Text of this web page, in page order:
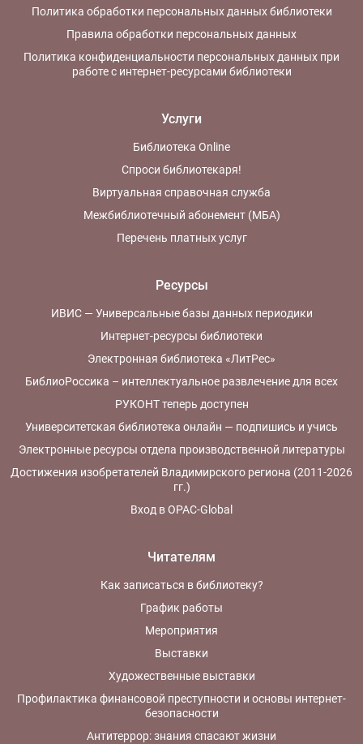
Политика обработки персональных данных библиотеки
Правила обработки персональных данных
Политика конфиденциальности персональных данных при
работе с интернет-ресурсами библиотеки
Услуги
Библиотека Online
Спроси библиотекаря!
Виртуальная справочная служба
Межбиблиотечный абонемент (МБА)
Перечень платных услуг
Ресурсы
ИВИС — Универсальные базы данных периодики
Интернет-ресурсы библиотеки
Электронная библиотека «ЛитРес»
БиблиоРоссика – интеллектуальное развлечение для всех
РУКОНТ теперь доступен
Университетская библиотека онлайн — подпишись и учись
Электронные ресурсы отдела производственной литературы
Достижения изобретателей Владимирского региона (2011-2026
гг.)
Вход в OPAC-Global
Читателям
Как записаться в библиотеку?
График работы
Мероприятия
Выставки
Художественные выставки
Профилактика финансовой преступности и основы интернет-
безопасности
Антитеррор: знания спасают жизни